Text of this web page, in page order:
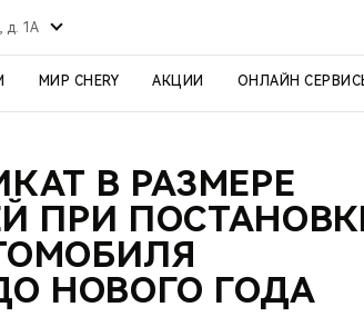
д. 1А
МИР CHERY АКЦИИ ОНЛАЙН
В РАЗМЕРЕ
ПРИ
НОВОГО ГОДА